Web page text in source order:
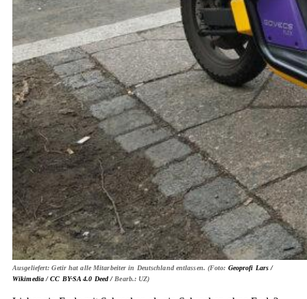
Ausgeliefert: Getir hat alle Mitarbeiter in Deutschland entlassen. (Foto: Geoprofi Lars /
Wikimedia / CC BY-SA 4.0 Deed /Bearb.: UZ)